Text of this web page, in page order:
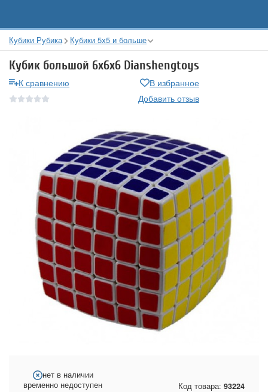
Кубики Рубика Кубики 5х5 и больше
Кубик большой 6x6x6 Dianshengtoys
К сравнению
В избранное
Добавить отзыв
нет в наличии
временно недоступен
Код товара: 93224